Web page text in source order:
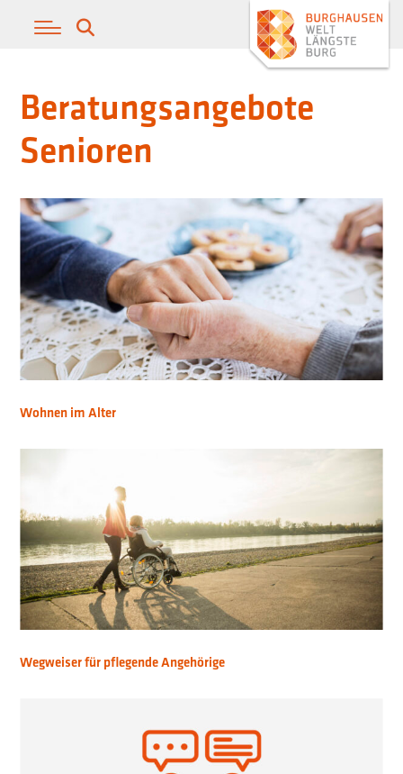
Beratungsangebote
Senioren
Wohnen im Alter
Wegweiser für pflegende Angehörige